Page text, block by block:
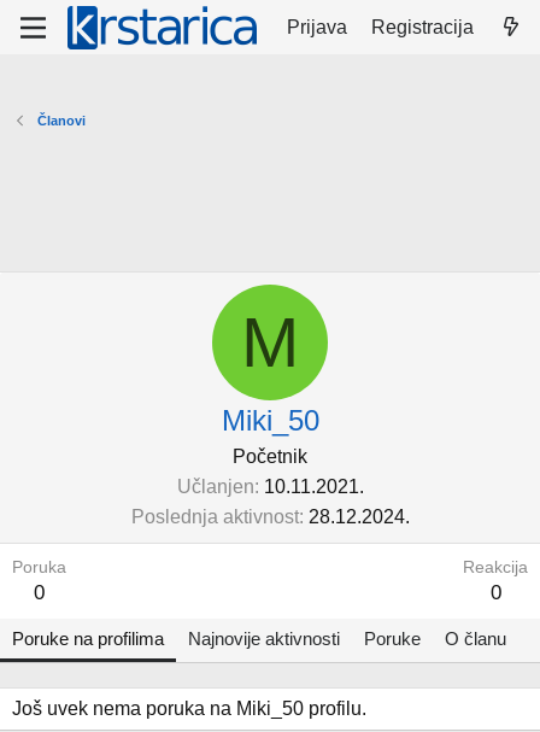
Prijava Registracija
Članovi
M
Miki_50
Početnik
Učlanjen 10.11.2021.
Poslednja aktivnost 28.12.2024.
Poruka
0
Reakcija
0
Poruke na profilima Najnovije aktivnosti Poruke O članu
Još uvek nema poruka na Miki_50 profilu.